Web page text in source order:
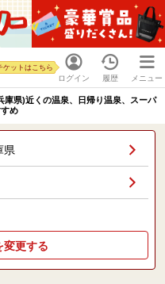
ログイン
ケットはこちら
履歴 メニュー
庫県)近くの温泉、日帰り温泉、スーパ
め
県
変更する